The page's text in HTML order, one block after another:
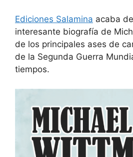
Ediciones Salamina acaba
interesante biografía de
de los principales ases de
de la Segunda Guerra
tiempos.